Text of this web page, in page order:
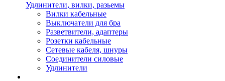
Удлинители, вилки, разьемы
Вилки кабельные
Выключатели для бра
Разветвители, адаптеры
Розетки кабельные
Сетевые кабеля, шнуры
Соединители силовые
Удлинители